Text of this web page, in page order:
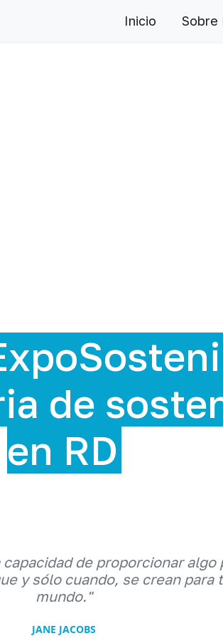
Inicio Sobre
2025,
de proporcionar algo
y sólo cuando, se crean para
mundo."
JANE JACOBS